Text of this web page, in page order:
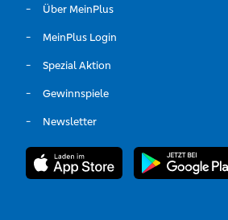
Über MeinPlus
MeinPlus Login
Spezial Aktion
Gewinnspiele
Newsletter